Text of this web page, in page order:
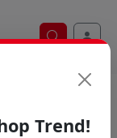
Ricerca
Trend!